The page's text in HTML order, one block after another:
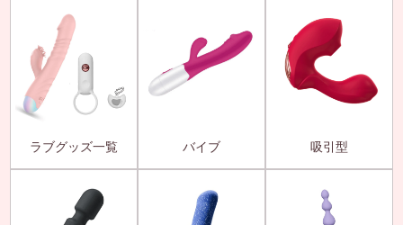
ラブグッズ一覧 バイブ 吸引型